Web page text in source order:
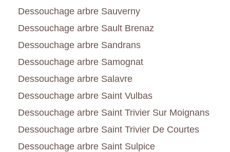
Dessouchage arbre Sauverny
Dessouchage arbre Sault Brenaz
Dessouchage arbre Sandrans
Dessouchage arbre Samognat
Dessouchage arbre Salavre
Dessouchage arbre Saint Vulbas
Dessouchage arbre Saint Trivier Sur Moignans
Dessouchage arbre Saint Trivier De Courtes
Dessouchage arbre Saint Sulpice